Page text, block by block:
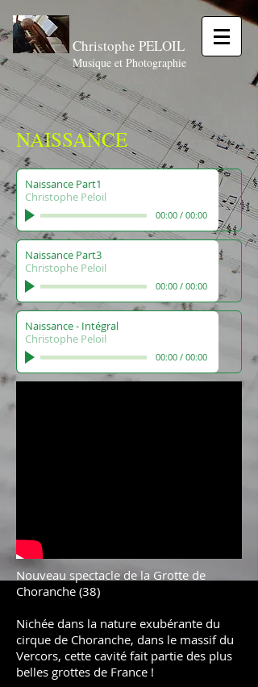
Christophe PELOIL
Musique et Photographie
Naissance Part1
Christophe Peloil
00:00 / 00:00
Naissance Part3
Christophe Peloil
00:00 / 00:00
Nouveau spectacle de la Grotte de
Choranche (38)
Nichée dans la nature exubérante du
cirque de Choranche, dans le massif du
Vercors, cette cavité fait partie des plus
belles grottes de France !
NAISSANCE
Naissance - Intégral
Christophe Peloil
00:00 / 00:00